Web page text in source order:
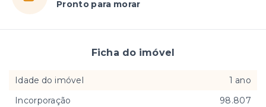
Pronto para morar
Ficha do imóvel
Idade do imóvel
1 ano
Incorporação
98.807